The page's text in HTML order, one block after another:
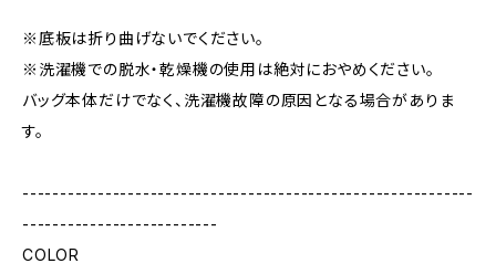
※底板は折り曲げないでください。
※洗濯機での脱水・乾燥機の使用は絶対におやめください。
バッグ本体だけでなく、洗濯機故障の原因となる場合がありま
す。
------------------------------------------------------------
--------------------------
COLOR